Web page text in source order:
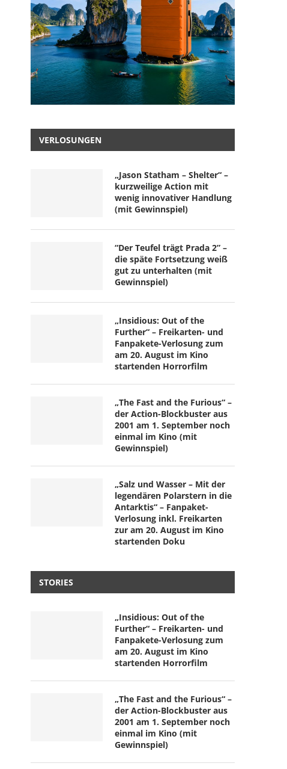
VERLOSUNGEN
„Jason Statham – Shelter“ –
kurzweilige Action mit
wenig innovativer Handlung
(mit Gewinnspiel)
“Der Teufel trägt Prada 2” –
die späte Fortsetzung weiß
gut zu unterhalten (mit
Gewinnspiel)
„Insidious: Out of the
Further“ – Freikarten- und
Fanpakete-Verlosung zum
am 20. August im Kino
startenden Horrorfilm
„The Fast and the Furious“ –
der Action-Blockbuster aus
2001 am 1. September noch
einmal im Kino (mit
Gewinnspiel)
„Salz und Wasser – Mit der
legendären Polarstern in die
Antarktis“ – Fanpaket-
Verlosung inkl. Freikarten
zur am 20. August im Kino
startenden Doku
STORIES
„Insidious: Out of the
Further“ – Freikarten- und
Fanpakete-Verlosung zum
am 20. August im Kino
startenden Horrorfilm
„The Fast and the Furious“ –
der Action-Blockbuster aus
2001 am 1. September noch
einmal im Kino (mit
Gewinnspiel)